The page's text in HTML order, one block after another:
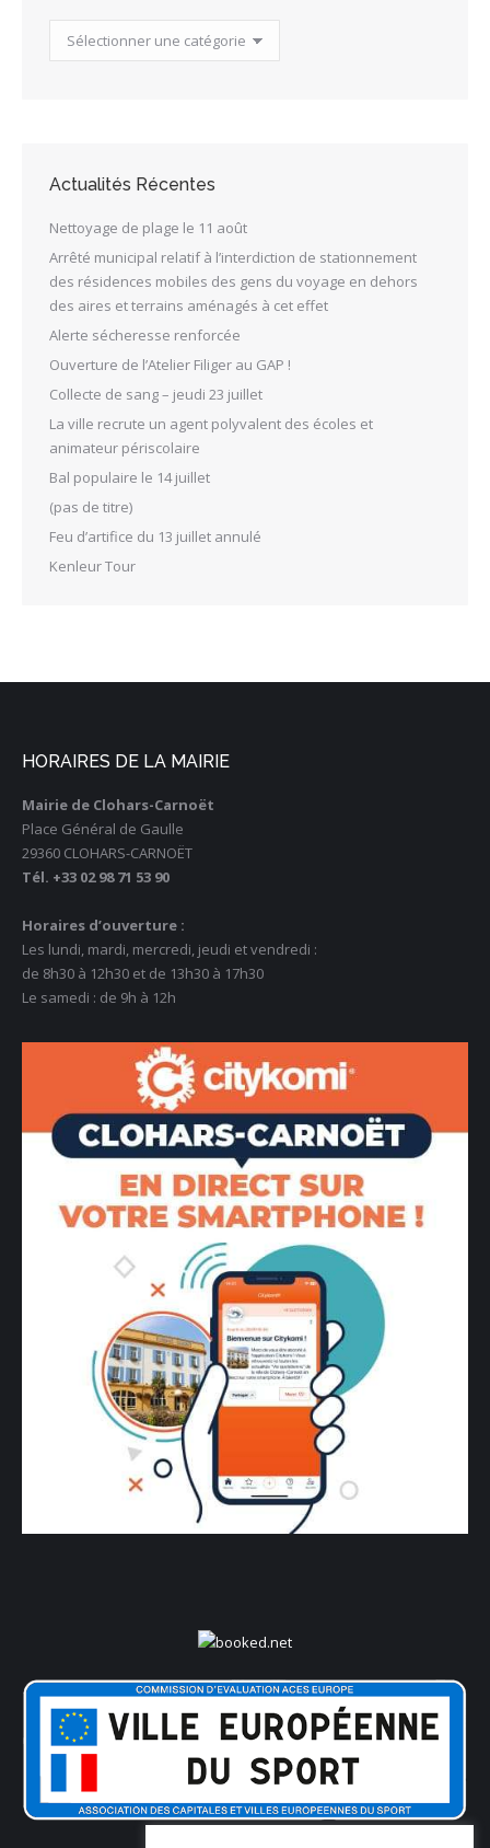
Catégories
des
Actualités Récentes
Nettoyage de plage le 11 août
Arrêté municipal relatif à l’interdiction de stationnement
des résidences mobiles des gens du voyage en dehors
des aires et terrains aménagés à cet effet
Alerte sécheresse renforcée
Ouverture de l’Atelier Filiger au GAP !
Collecte de sang – jeudi 23 juillet
La ville recrute un agent polyvalent des écoles et
animateur périscolaire
Bal populaire le 14 juillet
(pas de titre)
Feu d’artifice du 13 juillet annulé
Kenleur Tour
HORAIRES DE LA MAIRIE
Mairie de Clohars-Carnoët
Place Général de Gaulle
29360 CLOHARS-CARNOËT
Tél. +33 02 98 71 53 90
Horaires d’ouverture :
Les lundi, mardi, mercredi, jeudi et vendredi :
de 8h30 à 12h30 et de 13h30 à 17h30
Le samedi : de 9h à 12h